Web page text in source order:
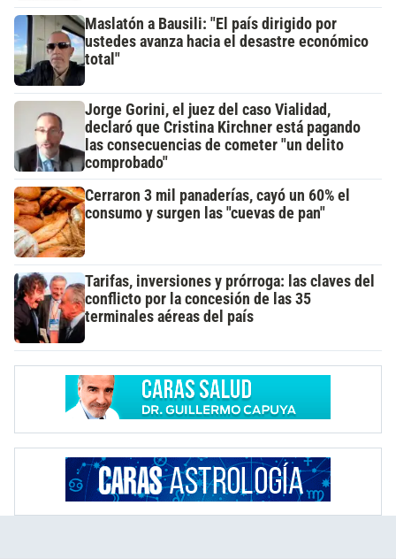
Maslatón a Bausili: "El país dirigido por
ustedes avanza hacia el desastre económico
total"
Jorge Gorini, el juez del caso Vialidad,
declaró que Cristina Kirchner está pagando
las consecuencias de cometer "un delito
comprobado"
Cerraron 3 mil panaderías, cayó un 60% el
consumo y surgen las "cuevas de pan"
Tarifas, inversiones y prórroga: las claves del
conflicto por la concesión de las 35
terminales aéreas del país